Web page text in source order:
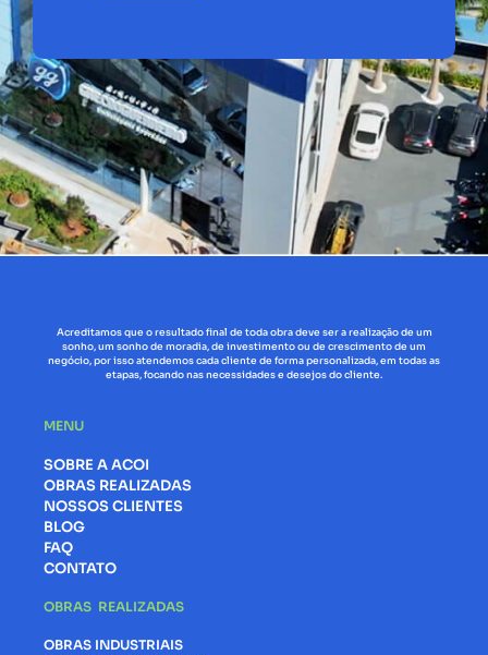
Acreditamos que o resultado final de toda obra deve ser a realização de um
sonho, um sonho de moradia, de investimento ou de crescimento de um
negócio, por isso atendemos cada cliente de forma personalizada, em todas as
etapas, focando nas necessidades e desejos do cliente.
MENU
SOBRE A ACOI
OBRAS REALIZADAS
NOSSOS CLIENTES
BLOG
FAQ
CONTATO
OBRAS REALIZADAS
OBRAS INDUSTRIAIS